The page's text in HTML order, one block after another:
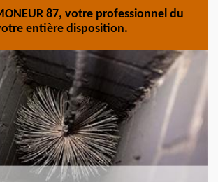
87, votre professionnel du
entière disposition.